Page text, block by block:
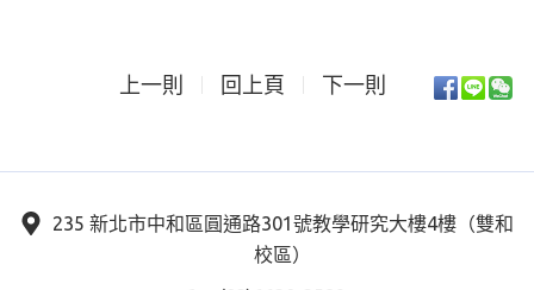
上一則 回上頁 下一則
235 新北市中和區圓通路301號教學研究大樓4樓（雙和
校區）